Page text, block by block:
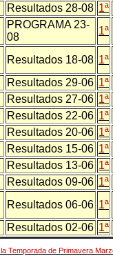
Resultados 28-08 1ª
PROGRAMA 23-
08
1ª
Resultados 18-08 1ª
Resultados 29-06 1ª
Resultados 27-06 1ª
Resultados 22-06 1ª
Resultados 20-06 1ª
Resultados 15-06 1ª
Resultados 13-06 1ª
Resultados 09-06 1ª
Resultados 06-06 1ª
Resultados 02-06 1ª
Temporada de Primavera